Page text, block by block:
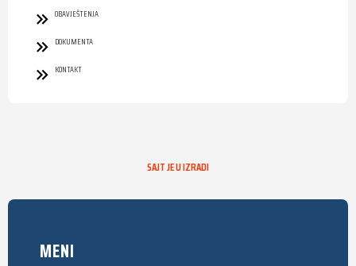
OBAVJEŠTENJA
DOKUMENTA
KONTAKT
SAJT JE U IZRADI
MENI